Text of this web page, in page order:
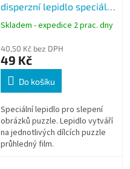
disperzní lepidlo speciální
100 g
Skladem - expedice 2 prac. dny
40,50 Kč bez DPH
49 Kč
Do košíku
Speciální lepidlo pro slepení
obrázků puzzle. Lepidlo vytváří
na jednotlivých dílcích puzzle
průhledný film.